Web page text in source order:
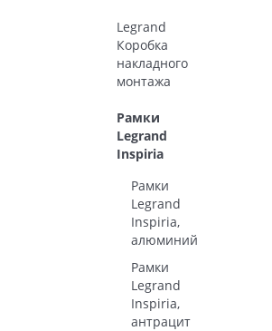
Legrand
Коробка
накладного
монтажа
Рамки
Legrand
Inspiria
Рамки
Legrand
Inspiria,
алюминий
Рамки
Legrand
Inspiria,
антрацит